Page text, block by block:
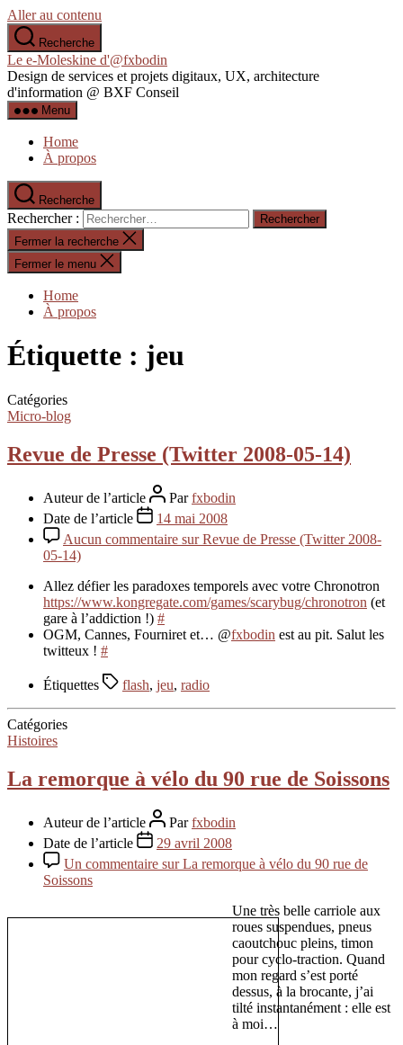
Aller au contenu
Recherche
Le e-Moleskine d'@fxbodin
Design de services et projets digitaux, UX, architecture
d'information @ BXF Conseil
Menu
Home
À propos
Recherche
Rechercher :
Fermer la recherche
Fermer le menu
Home
À propos
Étiquette : jeu
Catégories
Micro-blog
Revue de Presse (Twitter 2008-05-14)
Auteur de l’article Parfxbodin
Date de l’article
14 mai 2008
Aucun commentaire sur Revue de Presse (Twitter 2008-
05-14)
Allez défier les paradoxes temporels avec votre Chronotron
https://www.kongregate.com/games/scarybug/chronotron (et
gare à l’addiction !) #
OGM, Cannes, Fourniret et… @fxbodin est au pit. Salut les
twitteux ! #
Étiquettes flash, jeu, radio
Catégories
Histoires
La remorque à vélo du 90 rue de Soissons
Auteur de l’article Parfxbodin
Date de l’article
29 avril 2008
Un commentaire sur La remorque à vélo du 90 rue de
Soissons
Une très belle carriole aux
roues suspendues, pneus
caoutchouc pleins, timon
pour cyclo-traction. Quand
mon regard s’est porté
dessus, à la brocante, j’ai
tilté instantanément : elle est
à moi…